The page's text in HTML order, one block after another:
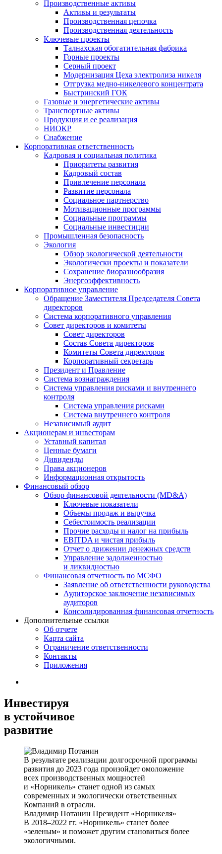
Производственные активы
Активы и результаты
Производственная цепочка
Производственная деятельность
Ключевые проекты
Талнахская обогатительная фабрика
Горные проекты
Серный проект
Модернизация Цеха электролиза никеля
Отгрузка медно-никелевого концентрата
Быстринский ГОК
Газовые и энергетические активы
Транспортные активы
Продукция и ее реализация
НИОКР
Снабжение
Корпоративная ответственность
Кадровая и социальная политика
Приоритеты развития
Кадровый состав
Привлечение персонала
Развитие персонала
Социальное партнерство
Мотивационные программы
Социальные программы
Социальные инвестиции
Промышленная безопасность
Экология
Обзор экологической деятельности
Экологически проекты и показатели
Сохранение биоразнообразия
Энергоэффективность
Корпоративное управление
Обращение Заместителя Председателя Совета
директоров
Система корпоративного управления
Совет директоров и комитеты
Совет директоров
Состав Совета директоров
Комитеты Совета директоров
Корпоративный секретарь
Президент и Правление
Система вознаграждения
Система управления рисками и внутреннего
контроля
Система управления рисками
Система внутреннего контроля
Независимый аудит
Акционерам и инвесторам
Уставный капитал
Ценные бумаги
Дивиденды
Права акционеров
Информационная открытость
Финансовый обзор
Обзор финансовой деятельности (MD&A)
Ключевые показатели
Объемы продаж и выручка
Себестоимость реализации
Прочие расходы и налог на прибыль
EBITDA и чистая прибыль
Отчет о движении денежных средств
Управление задолженностью
и ликвидностью
Финансовая отчетность по МСФО
Заявление об ответственности руководства
Аудиторское заключение независимых
аудиторов
Консолидированная финансовая отчетность
Дополнительные ссылки
Об отчете
Карта сайта
Ограничение ответственности
Контакты
Приложения
Инвестируя
в устойчивое
развитие
В результате реализации долгосрочной программы
развития до 2023 года произойдет омоложение
всех производственных мощностей
и «Норникель» станет одной из самых
современных и экологически ответственных
Компаний в отрасли.
Владимир Потанин Президент «Норникеля»
В 2018–2022 гг. «Норникель» станет более
«зеленым» и поможет другим становиться более
экологичными.